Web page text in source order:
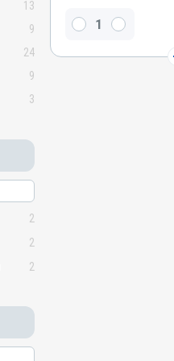
13
9
24
9
3
2
2
2
ВРХ, Вівці, Кози, Свині,